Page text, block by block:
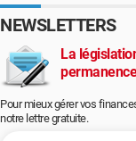
NEWSLETTERS
La
Pour mieux gérer vos
notre lettre gratuite.